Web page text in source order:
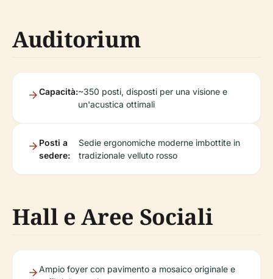
Auditorium
Capacità:~350 posti, disposti per una visione e
un'acustica ottimali
Posti a
sedere:
Sedie ergonomiche moderne imbottite in
tradizionale velluto rosso
Hall e Aree Sociali
Ampio foyer con pavimento a mosaico originale e